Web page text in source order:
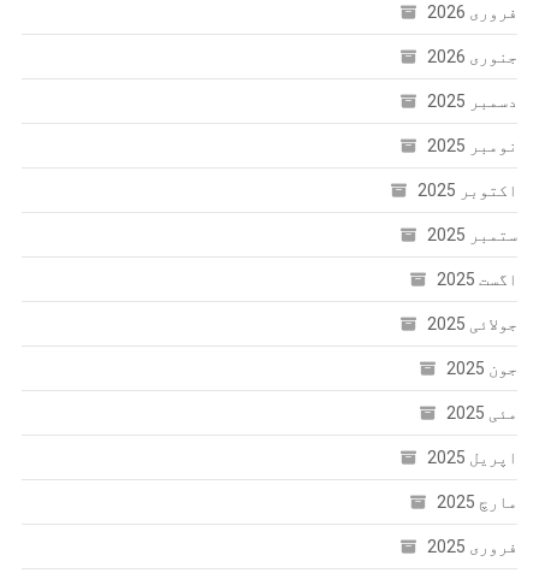
فروری 2026
جنوری 2026
دسمبر 2025
نومبر 2025
اکتوبر 2025
ستمبر 2025
اگست 2025
جولائی 2025
جون 2025
مئی 2025
اپریل 2025
مارچ 2025
فروری 2025